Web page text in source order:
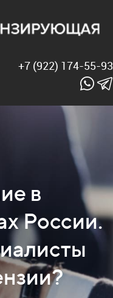
+7 (922) 174-55-93
в
России.